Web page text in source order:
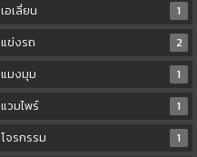
เอเลี่ยน
1
แข่งรถ
2
แมงมุม
1
แวมไพร์
1
โจรกรรม
1